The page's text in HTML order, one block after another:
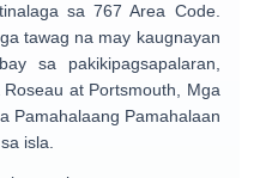
sa767 Area Code.
tawag na may kaugnayan
sa pakikipagsapalaran
at Portsmouth , Mga
Pamahalaang Pamahalaan
isla.